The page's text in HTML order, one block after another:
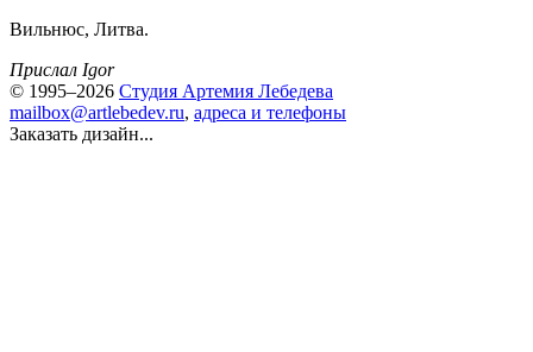
Вильнюс, Литва.
Прислал Igor
© 1995–2026 Студия Артемия Лебедева
mailbox@artlebedev.ru, адреса и телефоны
Заказать дизайн...